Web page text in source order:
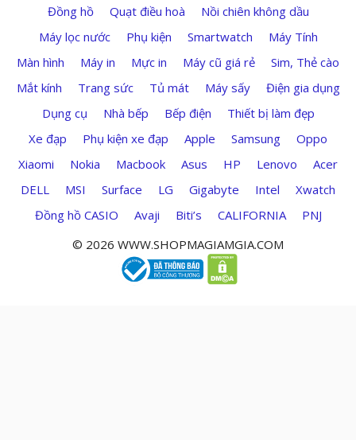
Đồng hồ Quạt điều hoà
Nồi chiên không dầu
Máy lọc nước
Phụ kiện Smartwatch
Máy Tính
Màn hình
Máy in Mực in Máy cũ giá rẻ
Sim, Thẻ cào
Mắt kính
Trang sức Tủ mát Máy sấy
Điện gia dụng
Dụng cụ
Nhà bếp Bếp điện
Thiết bị làm đẹp
Xe đạp
Phụ kiện xe đạp Apple Samsung
Oppo
Xiaomi
Nokia Macbook Asus HP Lenovo
Acer
DELL
MSI Surface LG Gigabyte Intel
Xwatch
Đồng hồ CASIO
Avaji Biti’s CALIFORNIA
PNJ
© 2026 WWW.SHOPMAGIAMGIA.COM